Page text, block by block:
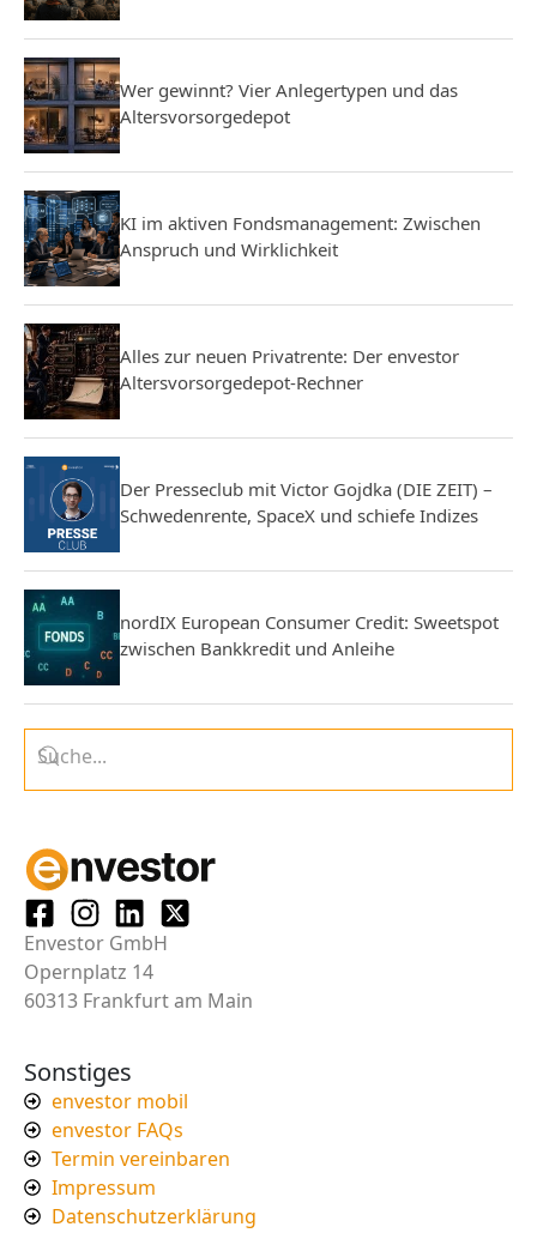
Wer gewinnt? Vier Anlegertypen und das
Altersvorsorgedepot
KI im aktiven Fondsmanagement: Zwischen
Anspruch und Wirklichkeit
Alles zur neuen Privatrente: Der envestor
Altersvorsorgedepot-Rechner
Der Presseclub mit Victor Gojdka (DIE ZEIT) –
Schwedenrente, SpaceX und schiefe Indizes
nordIX European Consumer Credit: Sweetspot
zwischen Bankkredit und Anleihe
Envestor GmbH
Opernplatz 14
60313 Frankfurt am Main
Sonstiges
envestor mobil
envestor FAQs
Termin vereinbaren
Impressum
Datenschutzerklärung